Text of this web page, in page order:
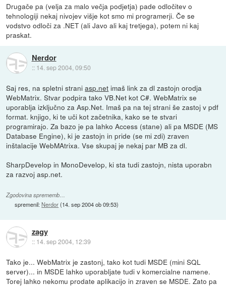
Drugače pa (velja za malo večja podjetja) pade odločitev o
tehnologiji nekaj nivojev višje kot smo mi programerji. Če se
vodstvo odloči za .NET (ali Javo ali kaj tretjega), potem ni kaj
praskat.
Nerdor
:: 14. sep 2004, 09:50
Saj res, na spletni straniasp.net imaš link za dl zastojn orodja
WebMatrix. Stvar podpira tako VB.Net kot C#. WebMatrix se
uporablja izključno za Asp.Net. Imaš pa na tej strani še zastoj v pdf
format. knjigo, ki te uči kot začetnika, kako se te stvari
programirajo. Za bazo je pa lahko Access (stane) ali pa MSDE (MS
Database Engine), ki je zastojn in pride (se mi zdi) zraven
inštalacije WebMAtrixa. Vse skupaj je nekaj par MB za dl.
SharpDevelop in MonoDevelop, ki sta tudi zastojn, nista uporabn
za razvoj asp.net.
Zgodovina sprememb…
spremenil:Nerdor(14. sep 2004 ob 09:53)
zagy
:: 14. sep 2004, 12:39
Tako je... WebMatrix je zastonj, tako kot tudi MSDE (mini SQL
server)... in MSDE lahko uporabljate tudi v komercialne namene.
Torej lahko nekomu prodate aplikacijo in zraven se MSDE. Zato pa